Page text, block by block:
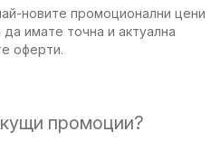
новите промоционални цени
имате точна и актуална
оферти.
промоции?